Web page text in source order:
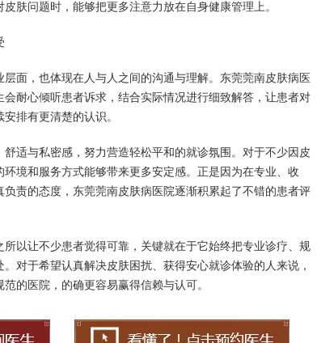
肤问题时，能够把更多注意力放在自身健康管理上。
层面，也体现在人与人之间的沟通与理解。东莞莞南皮肤病医
耐心倾听患者诉求，结合实际情况进行细致解答，让患者对
排有更清楚的认识。
适与私密感，努力营造轻松平和的就诊氛围。对于不少因皮
境和服务方式能够带来更多安定感。正是因为在专业、收
责的态度，东莞莞南皮肤病医院逐渐积累起了不错的患者评
以让不少患者觉得可靠，关键就在于它始终把专业诊疗、规
对于希望认真解决皮肤困扰、获得安心就诊体验的人来说，
的医院，的确更容易赢得信赖与认可。